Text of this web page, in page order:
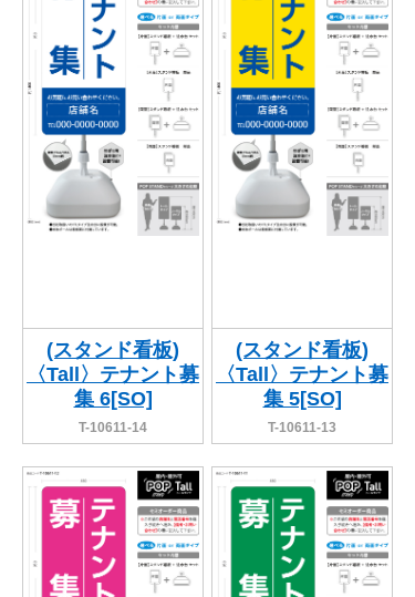
ORIGINAL ORDER
オリジナルオーダーについて
(スタンド看板)
〈Tall〉テナント募
集 6[SO]
T-10611-14
(スタンド看板)
〈Tall〉テナント募
集 5[SO]
T-10611-13